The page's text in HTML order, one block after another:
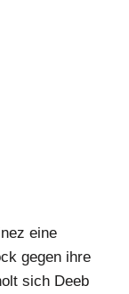
eine
gegen ihre
sich Deeb